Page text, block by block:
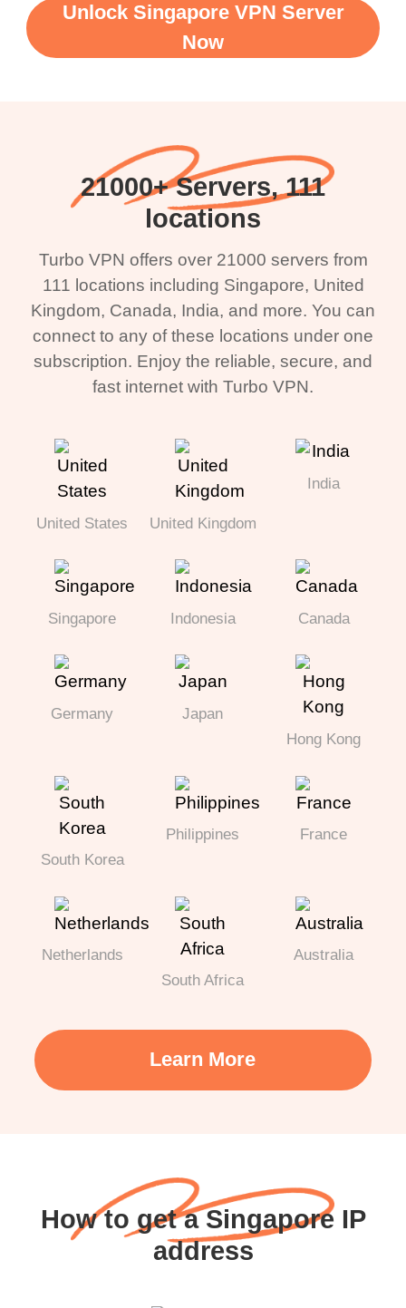
Unlock Singapore VPN Server
Now
21000+ Servers, 111
locations
Turbo VPN offers over 21000 servers from
111 locations including Singapore, United
Kingdom, Canada, India, and more. You can
connect to any of these locations under one
subscription. Enjoy the reliable, secure, and
fast internet with Turbo VPN.
United States United Kingdom
India
Singapore Indonesia Canada
Germany
Japan
Hong Kong
South Korea
Philippines France
Netherlands
South Africa
Australia
Learn More
How to get a Singapore IP
address